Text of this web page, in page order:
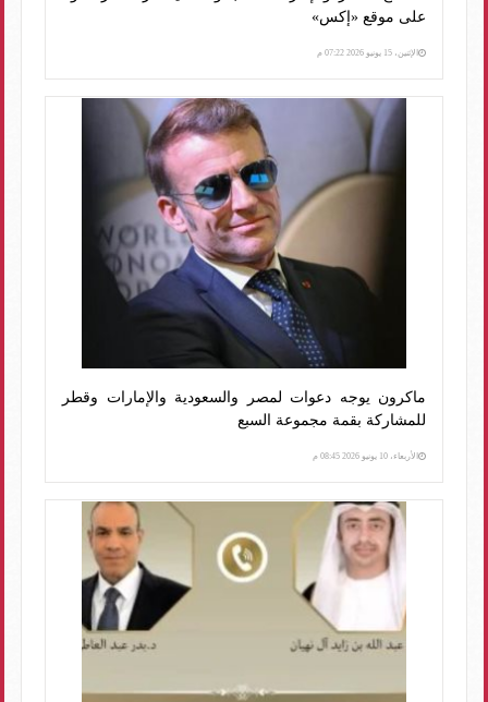
على موقع «إكس»
الإثنين، 15 يونيو 2026 07:22 م
ماكرون يوجه دعوات لمصر والسعودية والإمارات وقطر
للمشاركة بقمة مجموعة السبع
الأربعاء، 10 يونيو 2026 08:45 م